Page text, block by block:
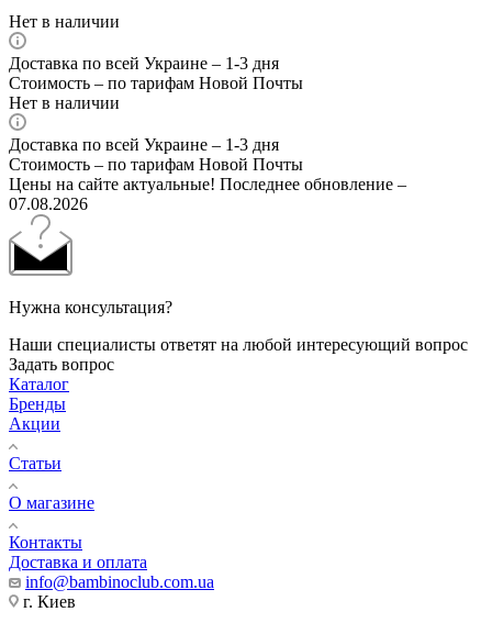
Нет в наличии
Доставка по всей Украине – 1-3 дня
Стоимость – по тарифам Новой Почты
Нет в наличии
Доставка по всей Украине – 1-3 дня
Стоимость – по тарифам Новой Почты
Цены на сайте актуальные! Последнее обновление –
07.08.2026
Нужна консультация?
Наши специалисты ответят на любой интересующий вопрос
Задать вопрос
Каталог
Бренды
Акции
Статьи
О магазине
Контакты
Доставка и оплата
info@bambinoclub.com.ua
г. Киев